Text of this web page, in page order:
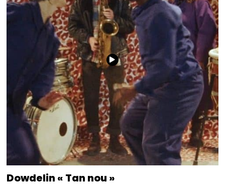
Dowdelin « Tan nou »